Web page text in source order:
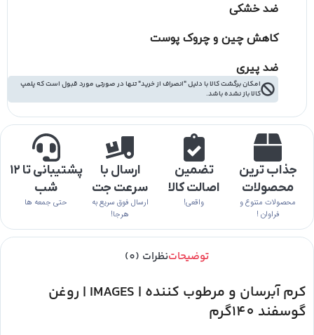
ضد خشکی
کاهش چین و چروک پوست
ضد پیری
امکان برگشت کالا با دلیل "انصراف از خرید" تنها در صورتی مورد قبول است که پلمپ
کالا باز نشده باشد.
جذاب ترین
محصولات
محصولات متنوع و
فراوان !
تضمین
اصالت کالا
واقعی!
ارسال با
سرعت جت
ارسال فوق سریع به
هرجا!
پشتیبانی تا ۱۲
شب
حتی جمعه ها
توضیحاتنظرات (0)
کرم آبرسان و مرطوب کننده | IMAGES | روغن
گوسفند 140گرم